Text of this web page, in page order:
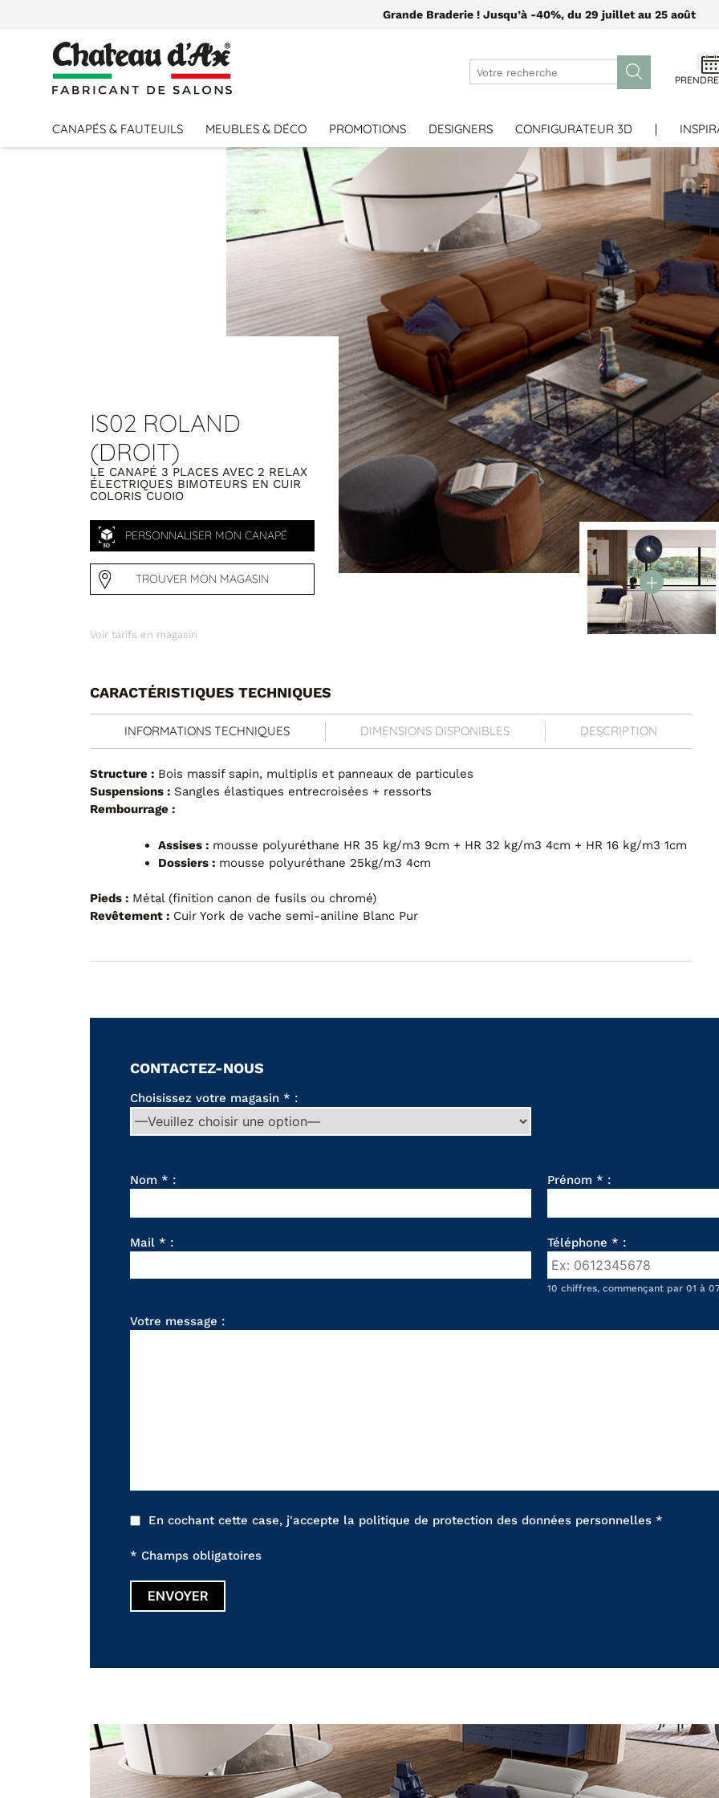
Grande Braderie ! Jusqu’à -40%, du 29 juillet au 25 août
CANAPÉS & FAUTEUILS MEUBLES & DÉCO PROMOTIONS DESIGNERS CONFIGURATEUR 3D |
IS02 ROLAND
(DROIT)
LE CANAPÉ 3 PLACES AVEC 2 RELAX
ÉLECTRIQUES BIMOTEURS EN CUIR
COLORIS CUOIO
PERSONNALISER MON CANAPÉ
PERSONNALISER VOTRE CANAPÉ
MODÈLE
TROUVER MON MAGASIN
Voir tarifs en magasin
CARACTÉRISTIQUES TECHNIQUES
INFORMATIONS TECHNIQUES
Structure : Bois massif sapin, multiplis et panneaux de particules
Suspensions : Sangles élastiques entrecroisées + ressorts
Rembourrage :
Assises : mousse polyuréthane HR 35 kg/m3 9cm + HR 32 kg/m3 4cm + HR 16 kg/m3 1cm
Dossiers : mousse polyuréthane 25kg/m3 4cm
Pieds : Métal (finition canon de fusils ou chromé)
Revêtement : Cuir York de vache semi-aniline Blanc Pur
DIMENSIONS DISPONIBLES DESCRIPTION
CONTACTEZ-NOUS
Choisissez votre magasin * :
Nom * : Prénom * :
Mail * : Téléphone * :
10 chiffres, commençant par 01 à
Votre message :
En cochant cette case, j'accepte la politique de protection des données personnelles *
* Champs obligatoires